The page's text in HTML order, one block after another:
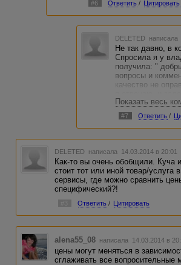
#6 Ответить / Цитировать
DELETED написала
Не так давно, в
Спросила я у
получила: "
вопросы и
качество не
Показать весь
#7 Ответить /
DELETED написала 14.03.2014 в 20:01
Как-то вы очень обобщили. Куча
стоит тот или иной товар/
сервисы, где можно сравнить
специфический?!
#3 Ответить / Цитировать
alena55_08 написала 14.03.2014 в
цены могут меняться в
сглаживать все